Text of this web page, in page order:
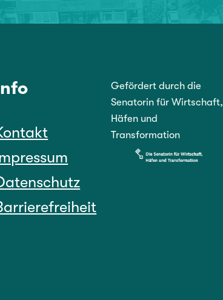
Gefördert durch die
Senatorin für Wirtschaft,
Häfen und
Transformation